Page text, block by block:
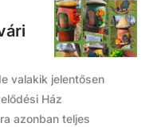
valakik jelentősen
Ház
azonban teljes